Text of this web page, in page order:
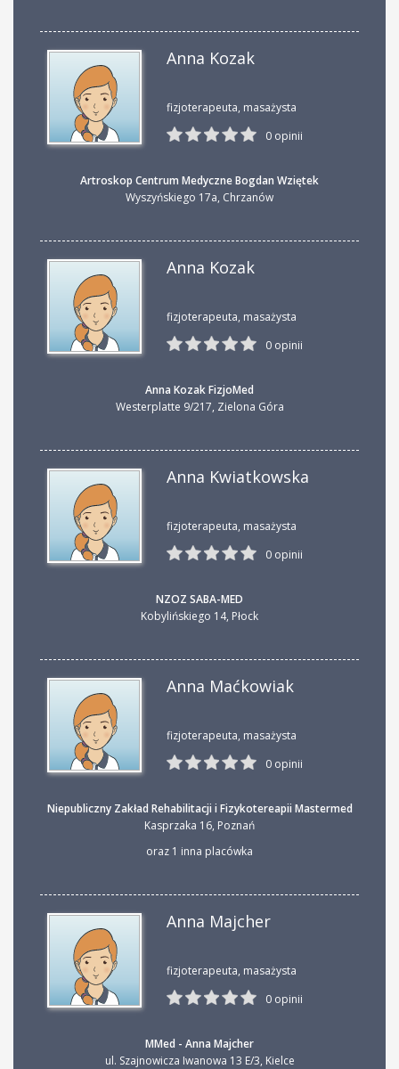
Anna Kozak
fizjoterapeuta, masażysta
0 opinii
Artroskop Centrum Medyczne Bogdan Wziętek
Wyszyńskiego 17a, Chrzanów
Anna Kozak
fizjoterapeuta, masażysta
0 opinii
Anna Kozak FizjoMed
Westerplatte 9/217, Zielona Góra
Anna Kwiatkowska
fizjoterapeuta, masażysta
0 opinii
NZOZ SABA-MED
Kobylińskiego 14, Płock
Anna Maćkowiak
fizjoterapeuta, masażysta
0 opinii
Niepubliczny Zakład Rehabilitacji i Fizykotereapii Mastermed
Kasprzaka 16, Poznań
oraz 1 inna placówka
Anna Majcher
fizjoterapeuta, masażysta
0 opinii
MMed - Anna Majcher
ul. Szajnowicza Iwanowa 13 E/3, Kielce